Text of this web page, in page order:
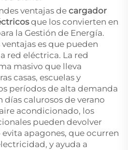
ventajas de cargador
que los convierten en
la Gestión de Energía.
es que pueden
red eléctrica. La red
masivo que lleva
casas, escuelas y
períodos de alta demanda
días calurosos de verano
acondicionado, los
pueden devolver
evita apagones, que ocurren
y ayuda a